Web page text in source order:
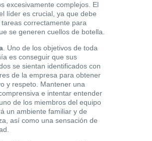
excesivamente complejos. El
líder es crucial, ya que debe
correctamente para
se generen cuellos de botella.
. Uno de los objetivos de toda
es conseguir que sus
se sientan identificados con
de la empresa para obtener
y respeto. Mantener una
e intentar entender
de los miembros del equipo
un ambiente familiar y de
así como una sensación de